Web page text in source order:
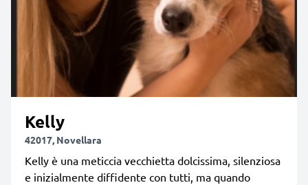
Kelly
42017, Novellara
Kelly è una meticcia vecchietta dolcissima, silenziosa
e inizialmente diffidente con tutti, ma quando